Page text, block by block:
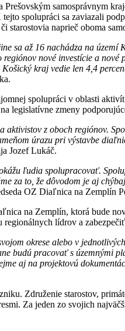
samosprávnym
spolupráci sa zaviazali
naprieč oboma
sa až 16 nachádza na
nové investície a
kraj vedie len 4,4
spolupráci v oblasti
legislatívne zmeny
aktivistov z oboch regiónov.
úrazu pri výstavbe
Jozef Lukáč.
ľudia spolupracovať.
za to, že dôvodom je aj
OZ Diaľnica na Zemplín
na Zemplín, ktorá bude
lídrov a
okrese alebo v
budú pracovať s
aj na projektovú
Združenie starostov,
Za jeden zo svojich